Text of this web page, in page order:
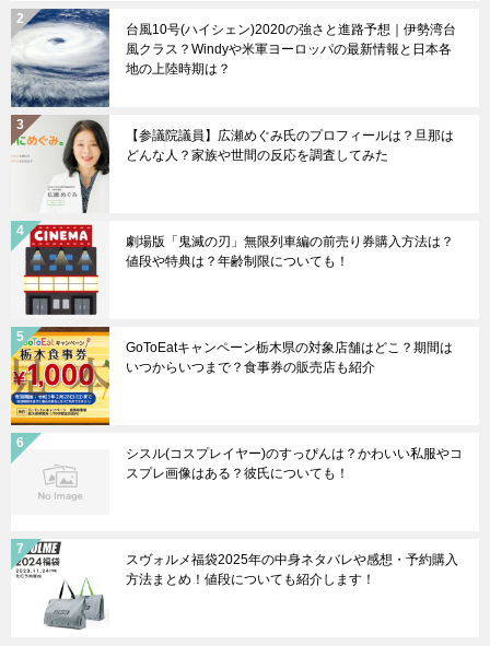
台風10号(ハイシェン)2020の強さと進路予想｜伊勢湾台
風クラス？Windyや米軍ヨーロッパの最新情報と日本各
地の上陸時期は？
【参議院議員】広瀬めぐみ氏のプロフィールは？旦那は
どんな人？家族や世間の反応を調査してみた
劇場版「鬼滅の刃」無限列車編の前売り券購入方法は？
値段や特典は？年齢制限についても！
GoToEatキャンペーン栃木県の対象店舗はどこ？期間は
いつからいつまで？食事券の販売店も紹介
シスル(コスプレイヤー)のすっぴんは？かわいい私服やコ
スプレ画像はある？彼氏についても！
スヴォルメ福袋2025年の中身ネタバレや感想・予約購入
方法まとめ！値段についても紹介します！